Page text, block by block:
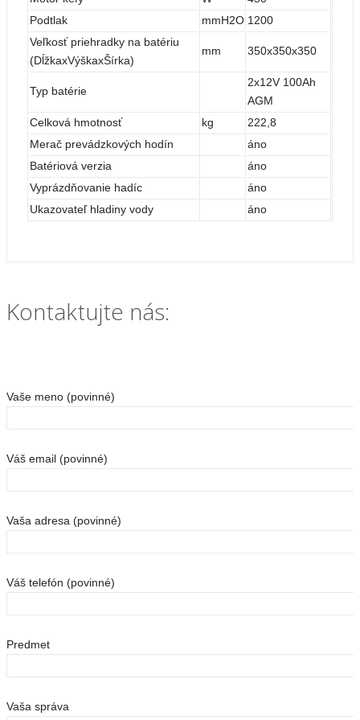
Podtlak
mmH2O 1200
Veľkosť priehradky na batériu
(DĺžkaxVýškaxŠírka)
mm 350x350x350
Typ batérie
2x12V 100Ah
AGM
Celková hmotnosť
kg
222,8
Merač prevádzkových hodín
áno
Batériová verzia
áno
Vyprázdňovanie hadíc
áno
Ukazovateľ hladiny vody
áno
Kontaktujte nás:
Vaše meno (povinné)
Váš email (povinné)
Vaša adresa (povinné)
Váš telefón (povinné)
Predmet
Vaša správa